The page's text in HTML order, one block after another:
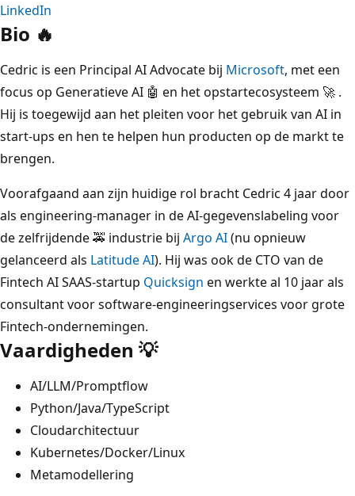
LinkedIn
Bio 🔥
Cedric is een Principal AI Advocate bij Microsoft, met een
focus op Generatieve AI 🤖 en het opstartecosysteem 🚀 .
Hij is toegewijd aan het pleiten voor het gebruik van AI in
start-ups en hen te helpen hun producten op de markt te
brengen.
Voorafgaand aan zijn huidige rol bracht Cedric 4 jaar door
als engineering-manager in de AI-gegevenslabeling voor
de zelfrijdende 🚕 industrie bij Argo AI(nu opnieuw
gelanceerd als Latitude AI). Hij was ook de CTO van de
Fintech AI SAAS-startup Quicksign en werkte al 10 jaar als
consultant voor software-engineeringservices voor grote
Fintech-ondernemingen.
Vaardigheden 💡
AI/LLM/Promptflow
Python/Java/TypeScript
Cloudarchitectuur
Kubernetes/Docker/Linux
Metamodellering